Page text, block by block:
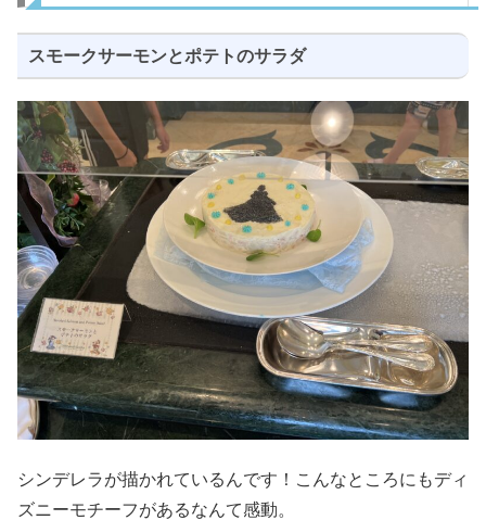
スモークサーモンとポテトのサラダ
シンデレラが描かれているんです！こんなところにもディ
ズニーモチーフがあるなんて感動。